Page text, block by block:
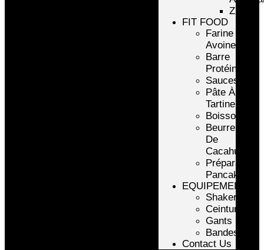
ZMA
FIT FOOD
Farine
Avoine/Riz
Barre
Protéinée
Sauces
Pâte À
Tartiner
Boissons
Beurre
De
Cacahuète
Préparation
Pancake
EQUIPEMENTS
Shakers
Ceintures
Gants
Bandes
Contact Us